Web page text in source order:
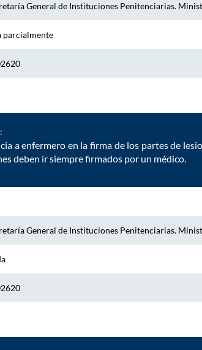
General de Instituciones Penitenciarias.
parcialmente
a enfermero en la firma de los partes de
deben ir siempre firmados por un médico.
General de Instituciones Penitenciarias.